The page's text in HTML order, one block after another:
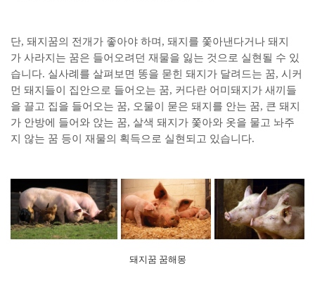
단, 돼지꿈의 전개가 좋아야 하며, 돼지를 쫓아낸다거나 돼지
가 사라지는 꿈은 들어오려던 재물을 잃는 것으로 실현될 수 있
습니다. 실사례를 살펴보면 똥을 묻힌 돼지가 달려드는 꿈, 시커
먼 돼지들이 집안으로 들어오는 꿈, 커다란 어미돼지가 새끼들
을 끌고 집을 들어오는 꿈, 오물이 묻은 돼지를 안는 꿈, 큰 돼지
가 안방에 들어와 앉는 꿈, 살색 돼지가 쫓아와 옷을 물고 놔주
지 않는 꿈 등이 재물의 획득으로 실현되고 있습니다.
돼지꿈 꿈해몽